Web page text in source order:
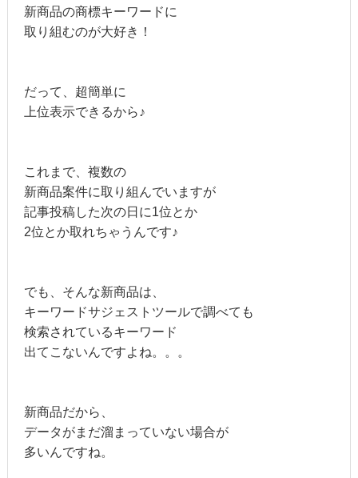
新商品の商標キーワードに
取り組むのが大好き！
だって、超簡単に
上位表示できるから♪
これまで、複数の
新商品案件に取り組んでいますが
記事投稿した次の日に1位とか
2位とか取れちゃうんです♪
でも、そんな新商品は、
キーワードサジェストツールで調べても
検索されているキーワード
出てこないんですよね。。。
新商品だから、
データがまだ溜まっていない場合が
多いんですね。